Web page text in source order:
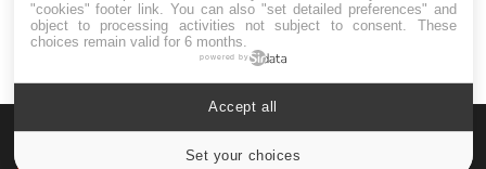
"cookies" footer link . You can also "set detailed preferences" and
object to processing activities not subject to consent. These
choices remain valid for 6 months.
powered by
Set your choices
Accept all